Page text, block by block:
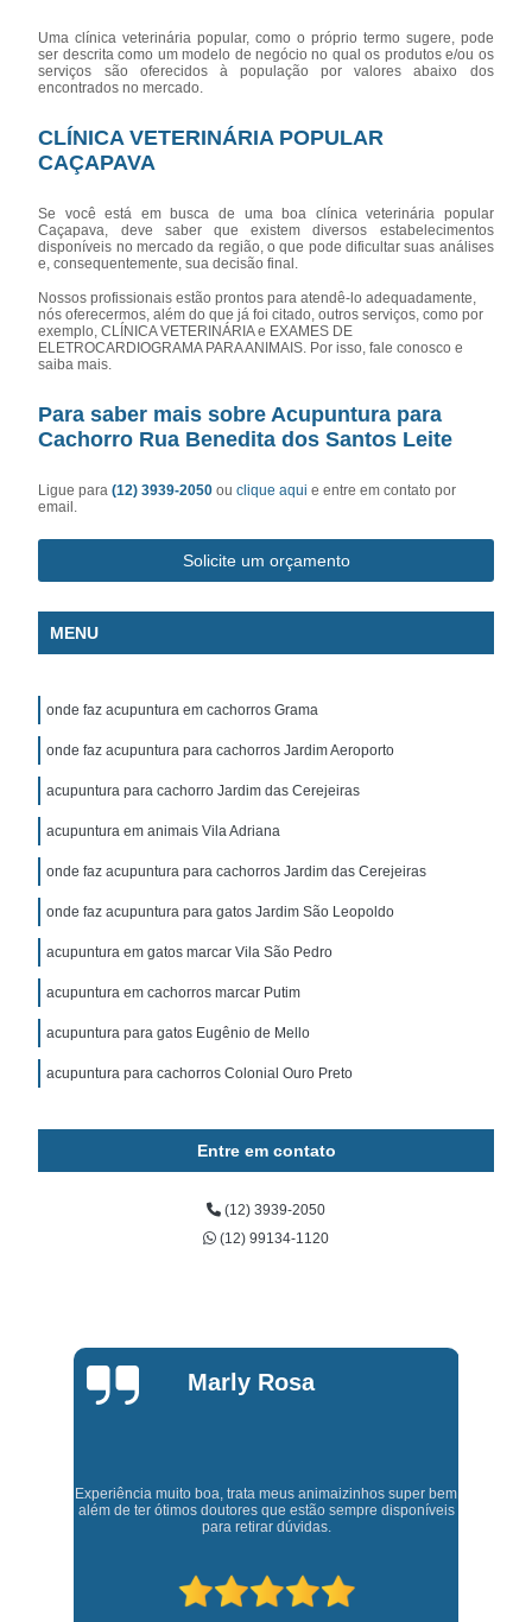
Uma clínica veterinária popular, como o próprio termo sugere, pode
ser descrita como um modelo de negócio no qual os produtos e/ou os
serviços são oferecidos à população por valores abaixo dos
encontrados no mercado.
CLÍNICA VETERINÁRIA POPULAR
CAÇAPAVA
Se você está em busca de uma boa clínica veterinária popular
Caçapava, deve saber que existem diversos estabelecimentos
disponíveis no mercado da região, o que pode dificultar suas análises
e, consequentemente, sua decisão final.
Nossos profissionais estão prontos para atendê-lo adequadamente,
nós oferecermos, além do que já foi citado, outros serviços, como por
exemplo, CLÍNICA VETERINÁRIA e EXAMES DE
ELETROCARDIOGRAMA PARA ANIMAIS. Por isso, fale conosco e
saiba mais.
Para saber mais sobre Acupuntura para
Cachorro Rua Benedita dos Santos Leite
Ligue para(12) 3939-2050ouclique aqui e entre em contato por
email.
Solicite um orçamento
MENU
onde faz acupuntura em cachorros Grama
onde faz acupuntura para cachorros Jardim Aeroporto
acupuntura para cachorro Jardim das Cerejeiras
acupuntura em animais Vila Adriana
onde faz acupuntura para cachorros Jardim das Cerejeiras
onde faz acupuntura para gatos Jardim São Leopoldo
acupuntura em gatos marcar Vila São Pedro
acupuntura em cachorros marcar Putim
acupuntura para gatos Eugênio de Mello
acupuntura para cachorros Colonial Ouro Preto
Entre em contato
(12) 3939-2050
(12) 99134-1120
Marly Rosa
Experiência muito boa, trata meus animaizinhos super bem
além de ter ótimos doutores que estão sempre disponíveis
para retirar dúvidas.